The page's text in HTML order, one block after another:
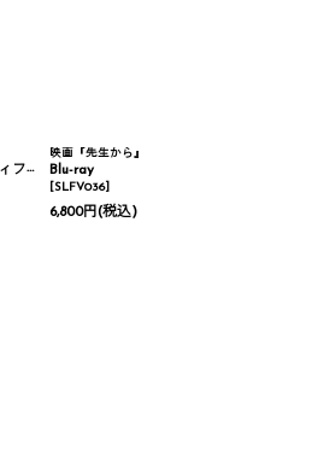
1枚
映画『先生から』
Blu-ray
[SLFV036]
6,800円(税込)